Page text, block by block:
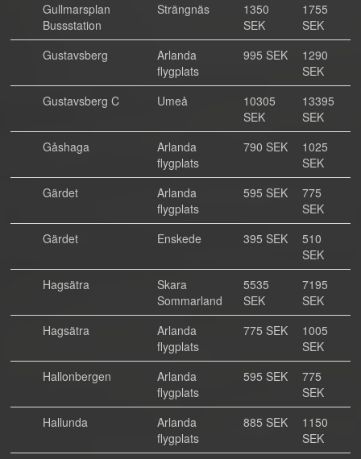
Gullmarsplan
Bussstation
Strängnäs
1350
SEK
1755
SEK
Gustavsberg
Arlanda
flygplats
995 SEK
1290
SEK
Gustavsberg C
Umeå
10305
SEK
13395
SEK
Gåshaga
Arlanda
flygplats
790 SEK
1025
SEK
Gärdet
Arlanda
flygplats
595 SEK
775
SEK
Gärdet
Enskede 395 SEK
510
SEK
Hagsätra
Skara
Sommarland
5535
SEK
7195
SEK
Hagsätra
Arlanda
flygplats
775 SEK
1005
SEK
Hallonbergen
Arlanda
flygplats
595 SEK
775
SEK
Hallunda
Arlanda
flygplats
885 SEK
1150
SEK